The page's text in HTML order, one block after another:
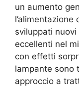
un aumento
sviluppati
eccellenti nel
con effetti
lampante sono
approccio a